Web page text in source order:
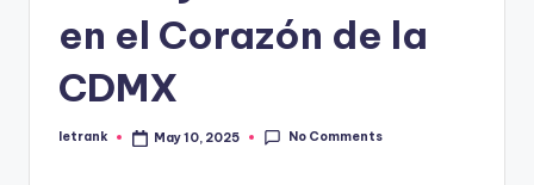
en el Corazón de la
CDMX
Posted
letrank May 10, 2025 No Comments